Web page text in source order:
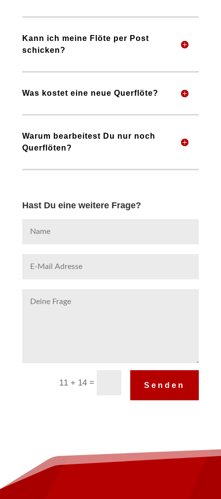
Kann ich meine Flöte per Post
schicken?
Was kostet eine neue Querflöte?
Warum bearbeitest Du nur noch
Querflöten?
Hast Du eine weitere Frage?
11 + 14 = Senden